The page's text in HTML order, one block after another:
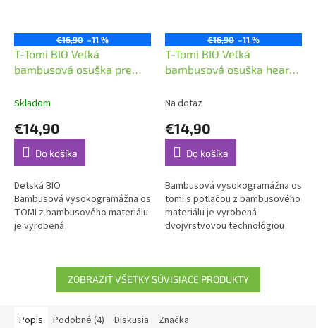
€16,90 –11 %
T-Tomi BIO Veľká
bambusová osuška pre
Skladom
€14,90
Do košíka
Detská BIO
Bambusová vysokogramážna osuška T-
TOMI z bambusového materiálu
je vyrobená
tomuto spracovaniu je
bambusová osuška...
€16,90 –11 %
T-Tomi BIO Veľká
bambusová osuška hearts
Na dotaz
€14,90
Do košíka
Bambusová vysokogramážna
tomi s potlačou z bambusového
materiálu je vyrobená
dvojvrstvovou technológiou
ZOBRAZIŤ VŠETKY SÚVISIACE PRODUKTY
Popis Podobné (4) Diskusia Značka